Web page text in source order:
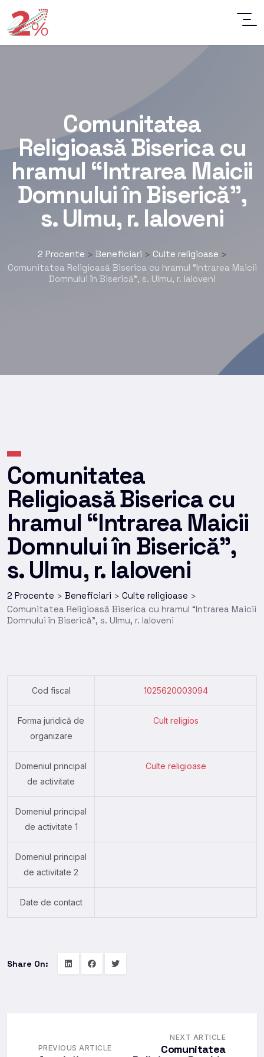
Comunitatea
Religioasă Biserica cu
hramul “Intrarea Maicii
Domnului în Biserică”,
s. Ulmu, r. Ialoveni
2 Procente > Beneficiari > Culte religioase >
Comunitatea Religioasă Biserica cu hramul “Intrarea Maicii
Domnului în Biserică”, s. Ulmu, r. Ialoveni
Comunitatea
Religioasă Biserica cu
hramul “Intrarea Maicii
Domnului în Biserică”,
s. Ulmu, r. Ialoveni
2 Procente > Beneficiari > Culte religioase >
Comunitatea Religioasă Biserica cu hramul “Intrarea Maicii
Domnului în Biserică”, s. Ulmu, r. Ialoveni
Cod fiscal 1025620003094
Forma juridică de
organizare
Cult religios
Domeniul principal
de activitate
Culte religioase
Domeniul principal
de activitate 1
Domeniul principal
de activitate 2
Date de contact
Share On:
PREVIOUS ARTICLE
NEXT ARTICLE
Comunitatea